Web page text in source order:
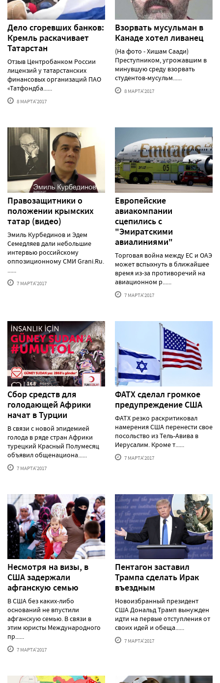
Дело сгоревших банков:
Кремль раскачивает
Татарстан
Отзыв Центробанком России
лицензий у татарстанских
финансовых организаций ПАО
«Татфондба......
8 МАРТА'2017
Взорвать мусульман в
Канаде хотел ливанец
(На фото - Хишам Саади)
Преступником, угрожавшим в
минувшую среду взорвать
студентов-мусульм......
8 МАРТА'2017
Правозащитники о
положении крымских
татар (видео)
Эмиль Курбединов и Эдем
Семедляев дали небольшие
интервью российскому
оппозиционному СМИ Grani.Ru.
......
7 МАРТА'2017
Европейские
авиакомпании
сцепились с
"Эмиратскими
авиалиниями"
Торговая война между ЕС и ОАЭ
может вспыхнуть в ближайшее
время из-за противоречий на
авиационном р......
7 МАРТА'2017
Сбор средств для
голодающей Африки
начат в Турции
В связи с новой эпидемией
голода в ряде стран Африки
турецкий Красный Полумесяц
объявил общенациона......
7 МАРТА'2017
ФАТХ сделал громкое
предупреждение США
ФАТХ резко раскритиковал
намерения США перенести свое
посольство из Тель-Авива в
Иерусалим. Кроме т......
7 МАРТА'2017
Несмотря на визы, в
США задержали
афганскую семью
В США без каких-либо
оснований не впустили
афганскую семью. В связи в
этим юристы Международного
пр......
7 МАРТА'2017
Пентагон заставил
Трампа сделать Ирак
въездным
Новоизбранный президент
США Дональд Трамп вынужден
идти на первые отступления от
своих идей и обеща......
7 МАРТА'2017